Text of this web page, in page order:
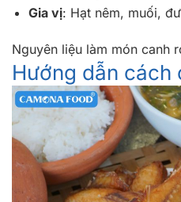
Gia vị: Hạt nêm, muối,
Nguyên liệu làm món canh
Hướng dẫn cách